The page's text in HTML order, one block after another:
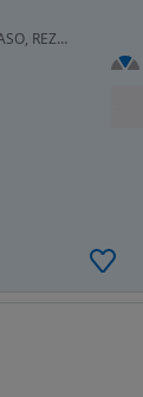
1998 cm3 • 121 KM • Mazda CX-3 SkyPassion bogata wersja, niski przebieg, ASO, REZERWACJA!